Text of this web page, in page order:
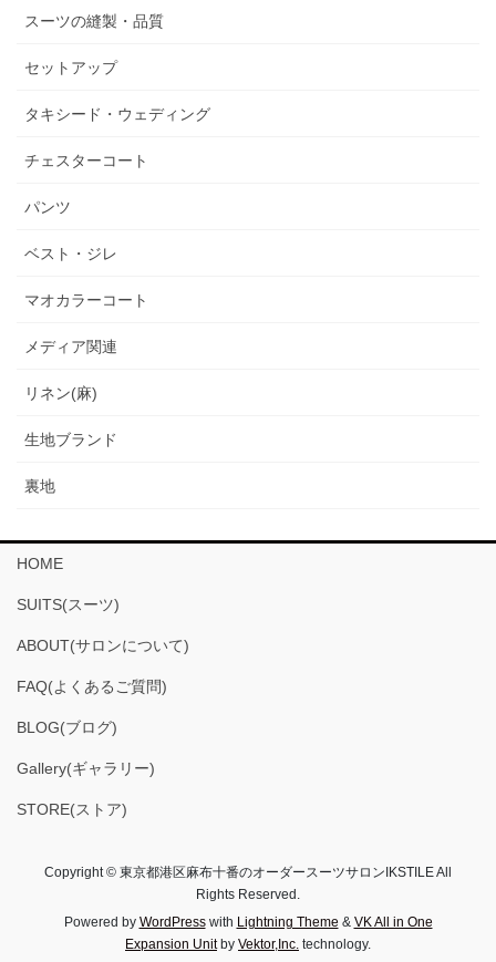
スーツの縫製・品質
セットアップ
タキシード・ウェディング
チェスターコート
パンツ
ベスト・ジレ
マオカラーコート
メディア関連
リネン(麻)
生地ブランド
裏地
HOME
SUITS(スーツ)
ABOUT(サロンについて)
FAQ(よくあるご質問)
BLOG(ブログ)
Gallery(ギャラリー)
STORE(ストア)
Copyright © 東京都港区麻布十番のオーダースーツサロンIKSTILE All
Rights Reserved.
Powered by WordPresswith Lightning Theme & VK All in One
Expansion Unitby Vektor,Inc. technology.